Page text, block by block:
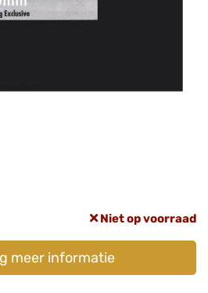
Niet op voorraad
meer informatie